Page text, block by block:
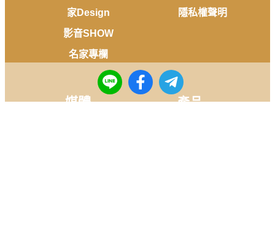
家Design
影音SHOW
名家專欄
隱私權聲明
媒體 產品